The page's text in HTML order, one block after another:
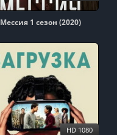
Мессия 1 сезон (2020)
HD 1080